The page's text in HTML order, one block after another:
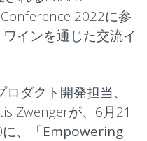
2022に参
インを通じた交流イ
ダクト開発担当、
Zwengerが、6月21
、「Empowering